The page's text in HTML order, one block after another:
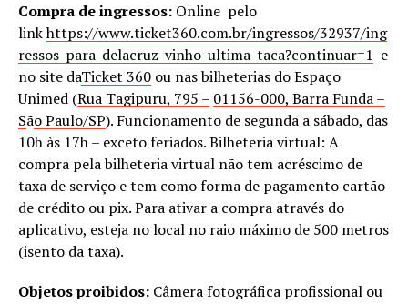
Compra de ingressos: Online pelo
linkhttps://www.ticket360.com.br/ingressos/32937/ing
ressos-para-delacruz-vinho-ultima-taca?continuar=1 e
no site daTicket 360 ou nas bilheterias do Espaço
Unimed (Rua Tagipuru, 795 – 01156-000, Barra Funda –
São Paulo/SP). Funcionamento de segunda a sábado, das
10h às 17h – exceto feriados. Bilheteria virtual: A
compra pela bilheteria virtual não tem acréscimo de
taxa de serviço e tem como forma de pagamento cartão
de crédito ou pix. Para ativar a compra através do
aplicativo, esteja no local no raio máximo de 500 metros
(isento da taxa).
Objetos proibidos: Câmera fotográfica profissional ou